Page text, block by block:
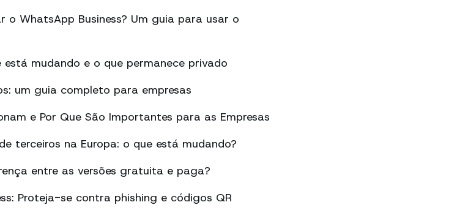
o WhatsApp Business? Um guia para usar o
mudando e o que permanece privado
um guia completo para empresas
e Por Que São Importantes para as Empresas
terceiros na Europa: o que está mudando?
entre as versões gratuita e paga?
Proteja-se contra phishing e códigos QR